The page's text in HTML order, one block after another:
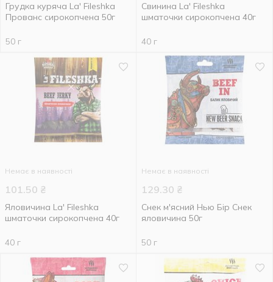
Грудка куряча La' Fileshka
Прованс сирокопчена 50г
50 г
Свинина La' Fileshka
шматочки сирокопчена 40г
40 г
Немає в наявності
101.50 ₴
Яловичина La' Fileshka
шматочки сирокопчена 40г
40 г
Немає в наявності
129.30 ₴
Снек м'ясний Нью Бір Снек
яловичина 50г
50 г